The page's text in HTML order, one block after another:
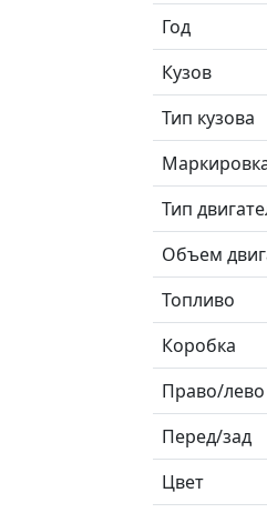
Год
Кузов
Тип кузова
Тип
Объем
Топливо
Коробка
Право/лево
Перед/зад
Цвет